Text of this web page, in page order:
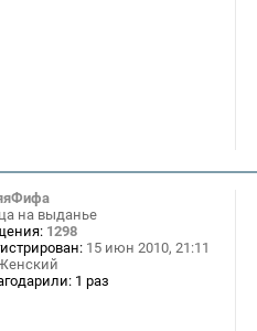
на выданье
1298
15 июн 2010, 21:11
1 раз